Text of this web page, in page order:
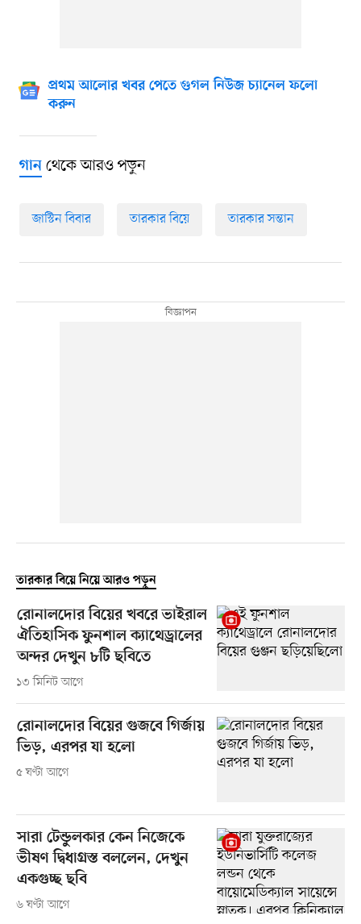
প্রথম আলোর খবর পেতে গুগল নিউজ চ্যানেল ফলো
করুন
গানথেকে আরও পড়ুন
জাস্টিন বিবার তারকার বিয়ে তারকার সন্তান
তারকার বিয়ে নিয়ে আরও পড়ুন
রোনালদোর বিয়ের খবরে ভাইরাল
ঐতিহাসিক ফুনশাল ক্যাথেড্রালের
অন্দর দেখুন ৮টি ছবিতে
১৩ মিনিট আগে
রোনালদোর বিয়ের গুজবে গির্জায়
ভিড়, এরপর যা হলো
৫ ঘণ্টা আগে
সারা টেন্ডুলকার কেন নিজেকে
ভীষণ দ্বিধাগ্রস্ত বললেন, দেখুন
একগুচ্ছ ছবি
৬ ঘণ্টা আগে